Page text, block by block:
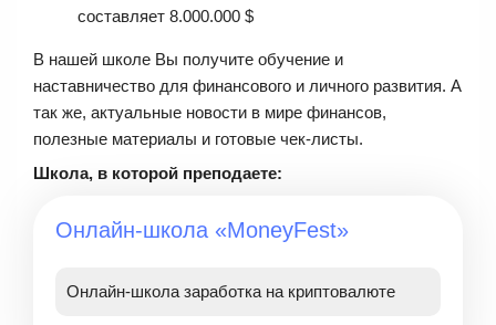
составляет 8.000.000 $
В нашей школе Вы получите обучение и
наставничество для финансового и личного развития. А
так же, актуальные новости в мире финансов,
полезные материалы и готовые чек-листы.
Школа, в которой преподаете:
Онлайн-школа «MoneyFest»
Онлайн-школа заработка на криптовалюте